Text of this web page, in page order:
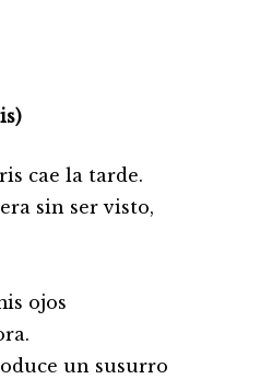
cae la tarde.
sin ser visto,
ojos
un susurro